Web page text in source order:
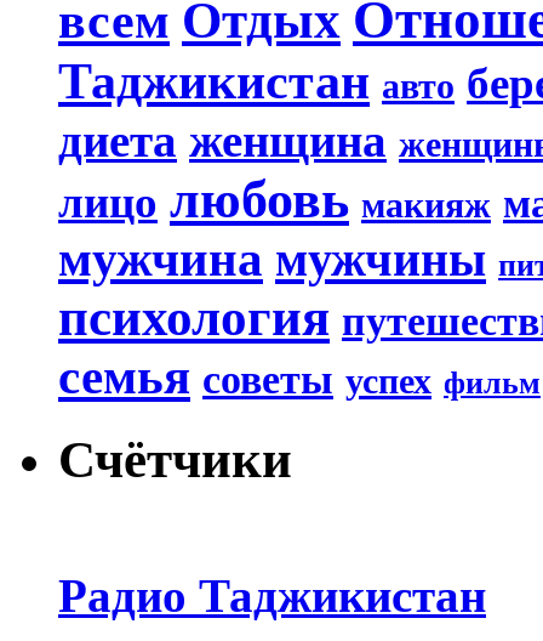
всем Отдых
Таджикистан авто
диета женщина
лицо любовь макияж
мужчина мужчины
психология
семья советы успех фильм
Счётчики
Радио Таджикистан